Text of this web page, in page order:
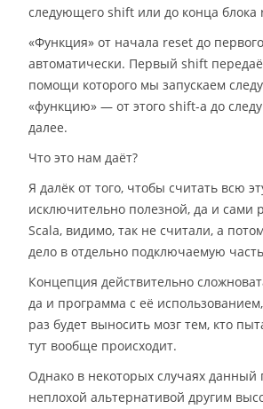
следующего shift или до конца блока
«Функция» от начала reset до
автоматически. Первый shift
помощи которого мы запускаем
«функцию» — от этого shift-а до
далее.
Что это нам даёт?
Я далёк от того, чтобы считать всю
исключительно полезной, да и сами
Scala, видимо, так не считали, а
дело в отдельно подключаемую
Концепция действительно
да и программа с её
раз будет выносить мозг тем, кто
тут вообще происходит.
Однако в некоторых случаях данный
неплохой альтернативой другим